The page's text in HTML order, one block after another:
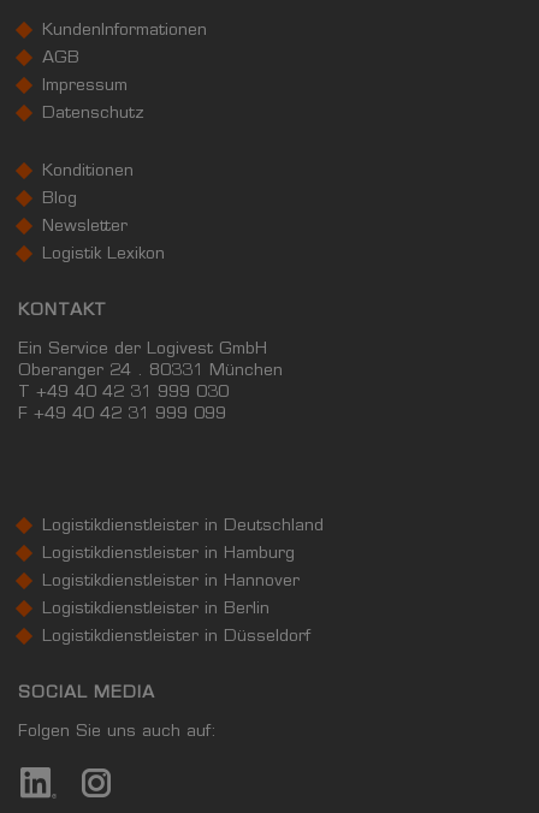
KundenInformationen
AGB
Impressum
Datenschutz
Konditionen
Blog
Newsletter
Logistik Lexikon
KONTAKT
Ein Service der Logivest GmbH
Oberanger 24 . 80331 München
T +49 40 42 31 999 030
F +49 40 42 31 999 099
Logistikdienstleister in Deutschland
Logistikdienstleister in Hamburg
Logistikdienstleister in Hannover
Logistikdienstleister in Berlin
Logistikdienstleister in Düsseldorf
SOCIAL MEDIA
Folgen Sie uns auch auf: